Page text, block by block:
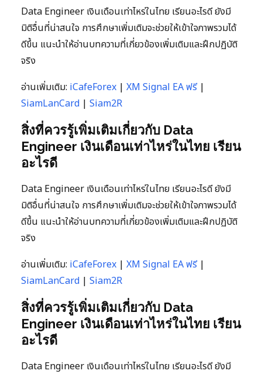
Data Engineer เงินเดือนเท่าไหร่ในไทย เรียนอะไรดี ยังมี
มิติอื่นที่น่าสนใจ การศึกษาเพิ่มเติมจะช่วยให้เข้าใจภาพรวมได้
ดีขึ้น แนะนำให้อ่านบทความที่เกี่ยวข้องเพิ่มเติมและฝึกปฏิบัติ
จริง
อ่านเพิ่มเติม: iCafeForex | XM Signal EA ฟรี|
SiamLanCard | Siam2R
สิ่งที่ควรรู้เพิ่มเติมเกี่ยวกับ Data
Engineer เงินเดือนเท่าไหร่ในไทย เรียน
อะไรดี
Data Engineer เงินเดือนเท่าไหร่ในไทย เรียนอะไรดี ยังมี
มิติอื่นที่น่าสนใจ การศึกษาเพิ่มเติมจะช่วยให้เข้าใจภาพรวมได้
ดีขึ้น แนะนำให้อ่านบทความที่เกี่ยวข้องเพิ่มเติมและฝึกปฏิบัติ
จริง
อ่านเพิ่มเติม: iCafeForex | XM Signal EA ฟรี|
SiamLanCard | Siam2R
สิ่งที่ควรรู้เพิ่มเติมเกี่ยวกับ Data
Engineer เงินเดือนเท่าไหร่ในไทย เรียน
อะไรดี
Data Engineer เงินเดือนเท่าไหร่ในไทย เรียนอะไรดี ยังมี